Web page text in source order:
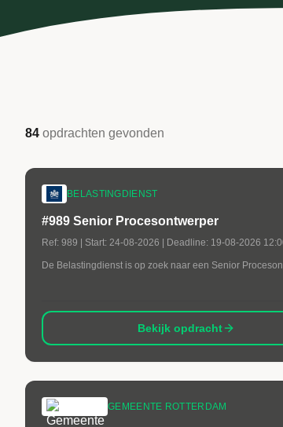
84 opdrachten gevonden
BELASTINGDIENST
#989 Senior Procesontwerper
Ref: 989 | Start: 24-08-2026 | Deadline: 19-08-2026
De Belastingdienst is op zoek naar een Senior
Bekijk opdracht
GEMEENTE ROTTERDAM